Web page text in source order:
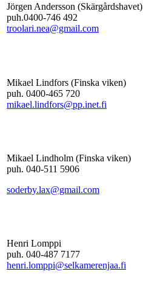
Jörgen Andersson (Skärgårdshavet)
puh.0400-746 492
troolari.nea@gmail.com
Mikael Lindfors (Finska viken)
puh. 0400-465 720
mikael.lindfors@pp.inet.fi
Mikael Lindholm (Finska viken)
puh. 040-511 5906
soderby.lax@gmail.com
Henri Lomppi
puh. 040-487 7177
henri.lomppi@selkamerenjaa.fi